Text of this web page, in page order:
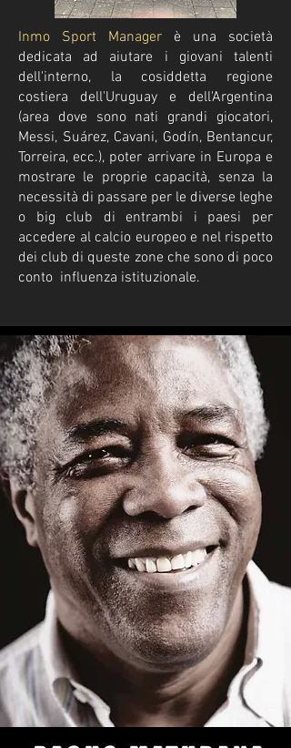
Inmo Sport Manager è una società
dedicata ad aiutare i giovani talenti
dell'interno, la cosiddetta regione
costiera dell'Uruguay e dell'Argentina
(area dove sono nati grandi giocatori,
Messi, Suárez, Cavani, Godín, Bentancur,
Torreira, ecc.), poter arrivare in Europa e
mostrare le proprie capacità, senza la
necessità di passare per le diverse leghe
o big club di entrambi i paesi per
accedere al calcio europeo e nel rispetto
dei club di queste zone che sono di poco
conto influenza istituzionale.